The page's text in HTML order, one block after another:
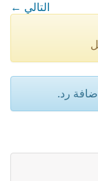
← التالي
رد.